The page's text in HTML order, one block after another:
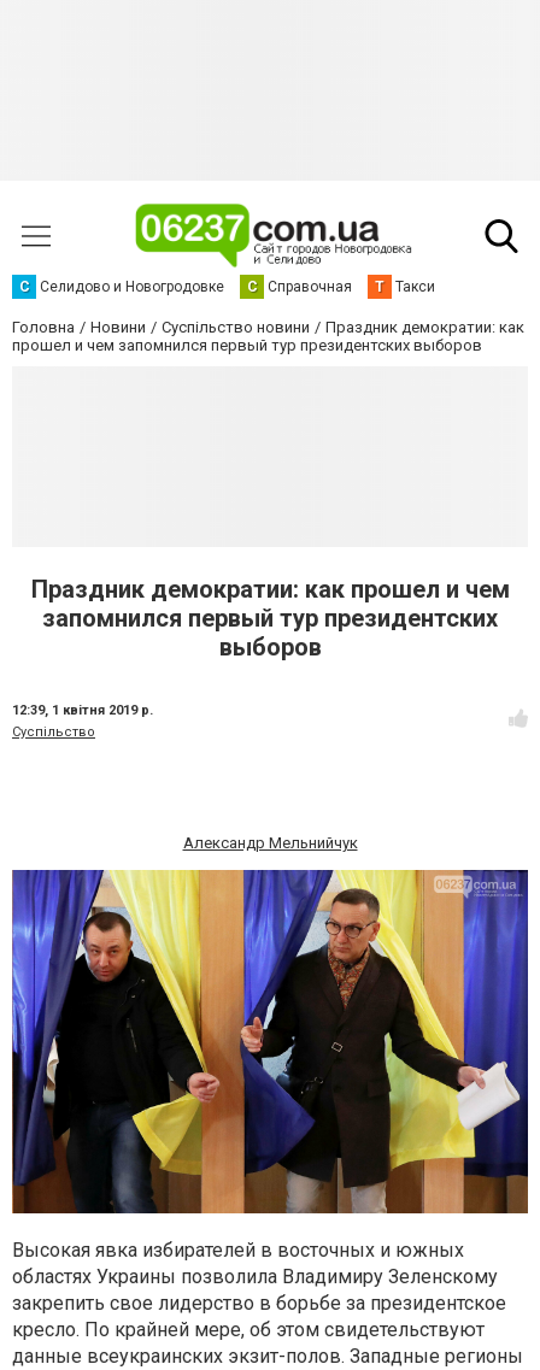
С Селидово и Новогродовке С Справочная Т Такси
Головна Новини Суспільство новини
Праздник демократии: как
прошел и чем запомнился первый тур президентских выборов
Праздник демократии: как прошел и чем
запомнился первый тур президентских
выборов
12:39, 1 квітня 2019 р.
Суспільство
Александр Мельнийчук
Высокая явка избирателей в восточных и южных
областях Украины позволила Владимиру Зеленскому
закрепить свое лидерство в борьбе за президентское
кресло. По крайней мере, об этом свидетельствуют
данные всеукраинских экзит-полов. Западные регионы